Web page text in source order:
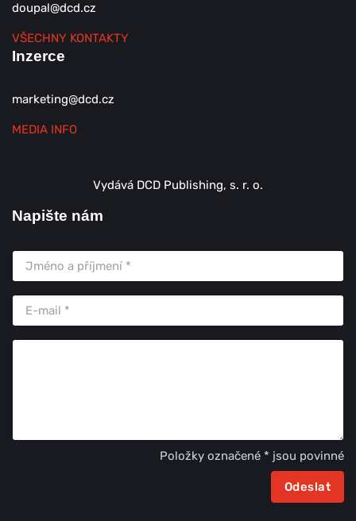
doupal@dcd.cz
VŠECHNY KONTAKTY
Inzerce
marketing@dcd.cz
MEDIA INFO
Vydává DCD Publishing, s. r. o.
Napište nám
Položky označené * jsou povinné